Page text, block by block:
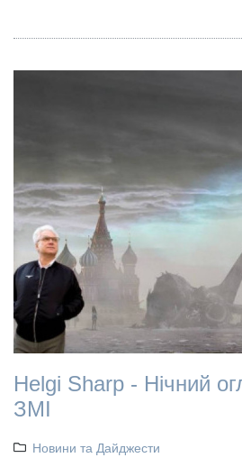
Helgi Sharp - Нічний
ЗМІ
Новини та Дайджести